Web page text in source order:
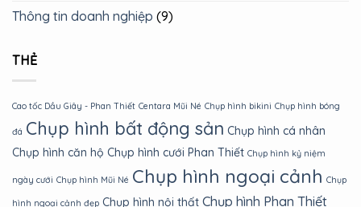
Thông tin doanh nghiệp (9)
THẺ
Cao tốc Dầu Giây - Phan Thiết Centara Mũi Né Chụp hình bikini Chụp hình bóng
đá Chụp hình bất động sản Chụp hình cá nhân
Chụp hình căn hộ Chụp hình cưới Phan Thiết Chụp hình kỷ niệm
ngày cưới Chụp hình Mũi Né Chụp hình ngoại cảnh Chụp
hình ngoại cảnh đẹp Chụp hình nội thất Chụp hình Phan Thiết